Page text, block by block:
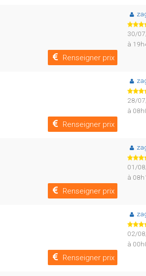
Renseigner prix
30/
à
Renseigner prix
28/
à
Renseigner prix
01/
à
Renseigner prix
02/
à